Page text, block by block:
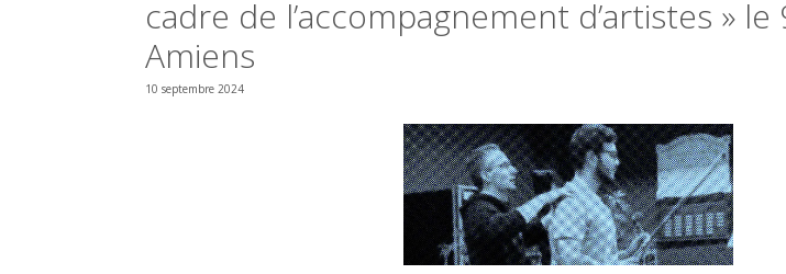
cadre de l’accompagnement d’artistes »
Amiens
10 septembre 2024